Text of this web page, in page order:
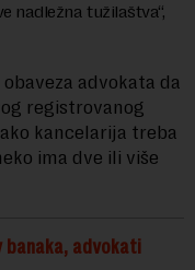
nadležna tužilaštva“,
obaveza advokata da
registrovanog
kancelarija treba
ima dve ili više
advokati